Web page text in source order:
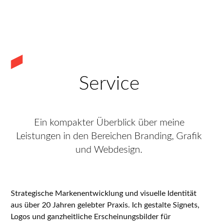
Service
Ein kompakter Überblick über meine
Leistungen in den Bereichen Branding, Grafik
und Webdesign.
Strategische Markenentwicklung und visuelle Identität
aus über 20 Jahren gelebter Praxis. Ich gestalte Signets,
Logos und ganzheitliche Erscheinungsbilder für